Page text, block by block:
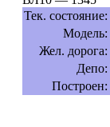
Тек. состояние:
Модель:
Жел. дорога:
Депо:
Построен: